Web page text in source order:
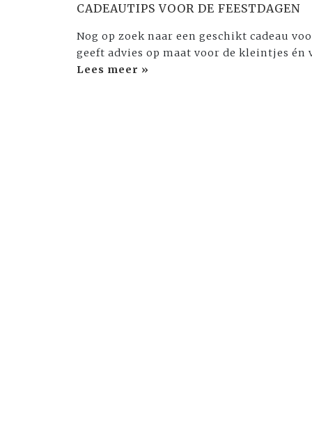
CADEAUTIPS VOOR DE FEESTDAGEN
Nog op zoek naar een geschikt cadeau
geeft advies op maat voor de kleintjes én
Lees meer »